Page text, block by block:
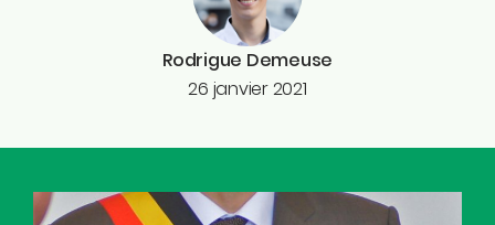
Rodrigue Demeuse
26 janvier 2021